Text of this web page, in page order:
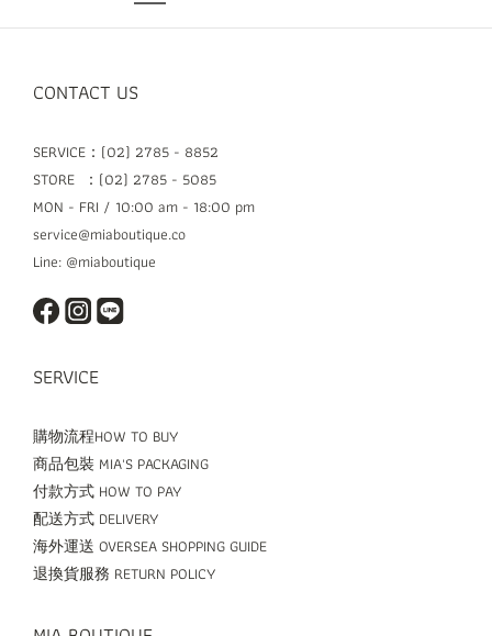
CONTACT US
SERVICE：(02) 2785 - 8852
STORE ：(02) 2785 - 5085
MON - FRI / 10:00 am - 18:00 pm
service@miaboutique.co
Line: @miaboutique
SERVICE
購物流程HOW TO BUY
商品包裝 MIA'S PACKAGING
付款方式 HOW TO PAY
配送方式 DELIVERY
海外運送 OVERSEA SHOPPING GUIDE
退換貨服務 RETURN POLICY